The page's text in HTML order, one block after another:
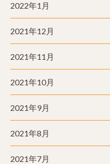
2022年1月
2021年12月
2021年11月
2021年10月
2021年9月
2021年8月
2021年7月